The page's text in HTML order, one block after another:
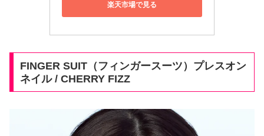
楽天市場で見る
FINGER SUIT（フィンガースーツ）プレスオン
ネイル / CHERRY FIZZ